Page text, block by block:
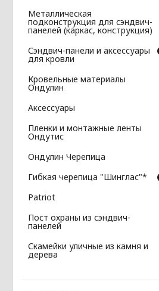
Металлическая
подконструкция для сэндвич-
панелей (каркас, конструкция)
Сэндвич-панели и аксессуары
для кровли
Кровельные материалы
Ондулин
Аксессуары
Пленки и монтажные ленты
Ондутис
Ондулин Черепица
Гибкая черепица "Шинглас"*
Patriot
Пост охраны из сэндвич-
панелей
Скамейки уличные из камня и
дерева